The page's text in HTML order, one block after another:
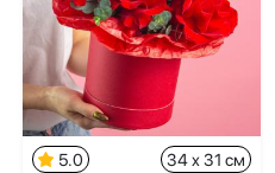
5.0 34 x 31 см